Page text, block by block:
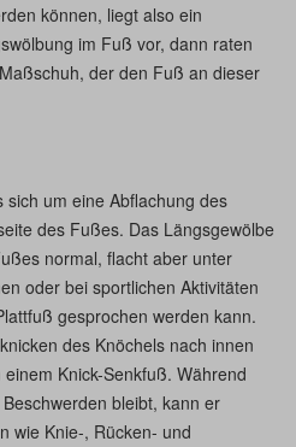
können, liegt also ein
im Fuß vor, dann raten
der den Fuß an dieser
um eine Abflachung des
des Fußes. Das Längsgewölbe
normal, flacht aber unter
oder bei sportlichen Aktivitäten
gesprochen werden kann.
des Knöchels nach innen
Knick-Senkfuß. Während
bleibt, kann er
wie Knie-, Rücken- und